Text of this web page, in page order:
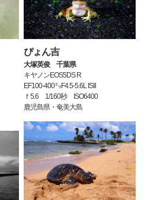
ぴょん吉
大塚英俊 千葉県
キヤノンEOS5DS R
EF100-400㍉F4.5-5.6L ISⅡ
ｆ5.6 1/160秒 ISO6400
鹿児島県・奄美大島